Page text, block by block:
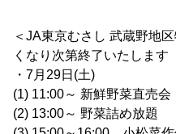
＜JA東京むさし 武蔵野地
くなり次第終了いたします
・7月29日(土)
(1) 11:00～ 新鮮野菜直売会
(2) 13:00～ 野菜詰め放題